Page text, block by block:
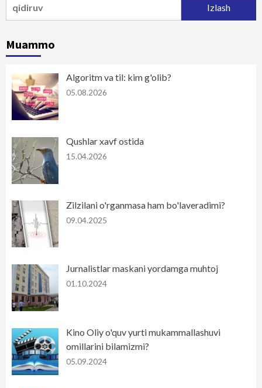
Muammo
Algoritm va til: kim g'olib?
05.08.2026
Qushlar xavf ostida
15.04.2026
Zilzilani o'rganmasa ham bo'laveradimi?
09.04.2025
Jurnalistlar maskani yordamga muhtoj
01.10.2024
Kino Oliy o'quv yurti mukammallashuvi
omillarini bilamizmi?
05.09.2024